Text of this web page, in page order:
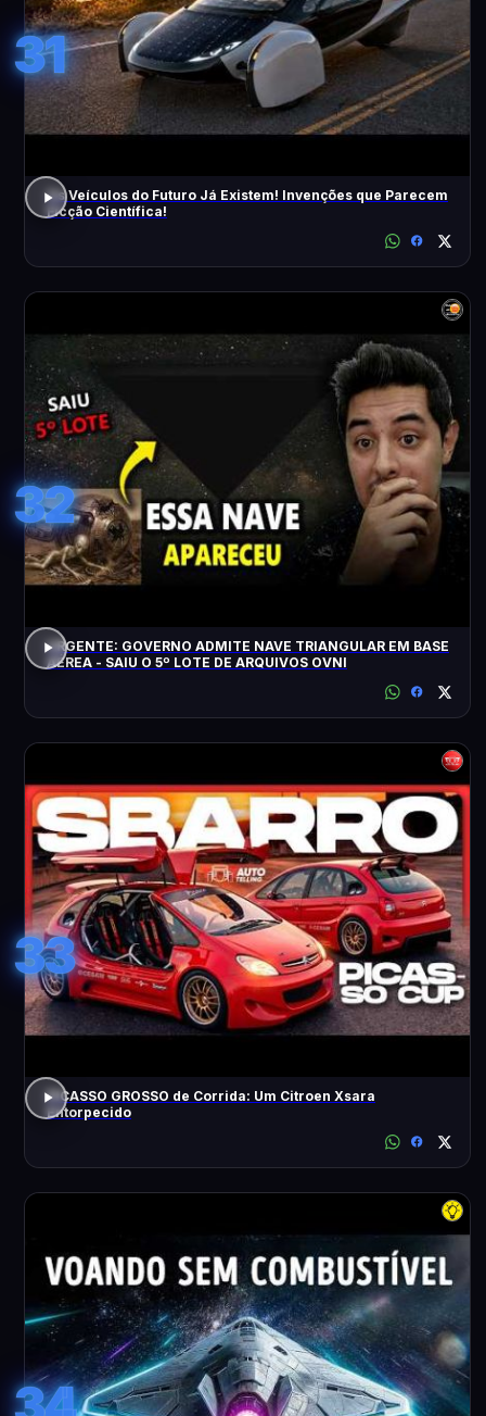
31
Os Veículos do Futuro Já Existem! Invenções que Parecem
Ficção Científica!
32
URGENTE: GOVERNO ADMITE NAVE TRIANGULAR EM BASE
AÉREA - SAIU O 5º LOTE DE ARQUIVOS OVNI
33
PICASSO GROSSO de Corrida: Um Citroen Xsara
Entorpecido